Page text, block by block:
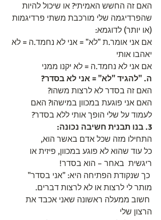
האם זה החשש האמיתי? או שיכול להיות
שהפרדיגמה שלי מורכבת משתי פרדיגמות
(או יותר) לדוגמא:
אם אני אומר.ת "לא" = אני לא נחמד.ה = לא
יאהבו אותי
אם אני לא נחמד.ה = לא יקנו ממני
ה. "להגיד "לא" = אני לא בסדר?
האם זה בסדר לא לרצות משהו?
האם אני פוגעת במכוון במישהו? האם
לעמוד על שלי הופך אותי ללא בסדר?
3. בנו תבנית חשיבה נכונה:
התחילו מזה שכל אדם באשר הוא,
כל עוד שהוא לא פוגע במכוון, פיזית או
ריגשית  באחר – הוא בסדר!
כך שנקודת הפתיחה היא: "אני בסדר"
מותר לי לרצות או לא לרצות דברים.
חשוב ממעלה ראשונה שאני אכבד את
הרצון שלי